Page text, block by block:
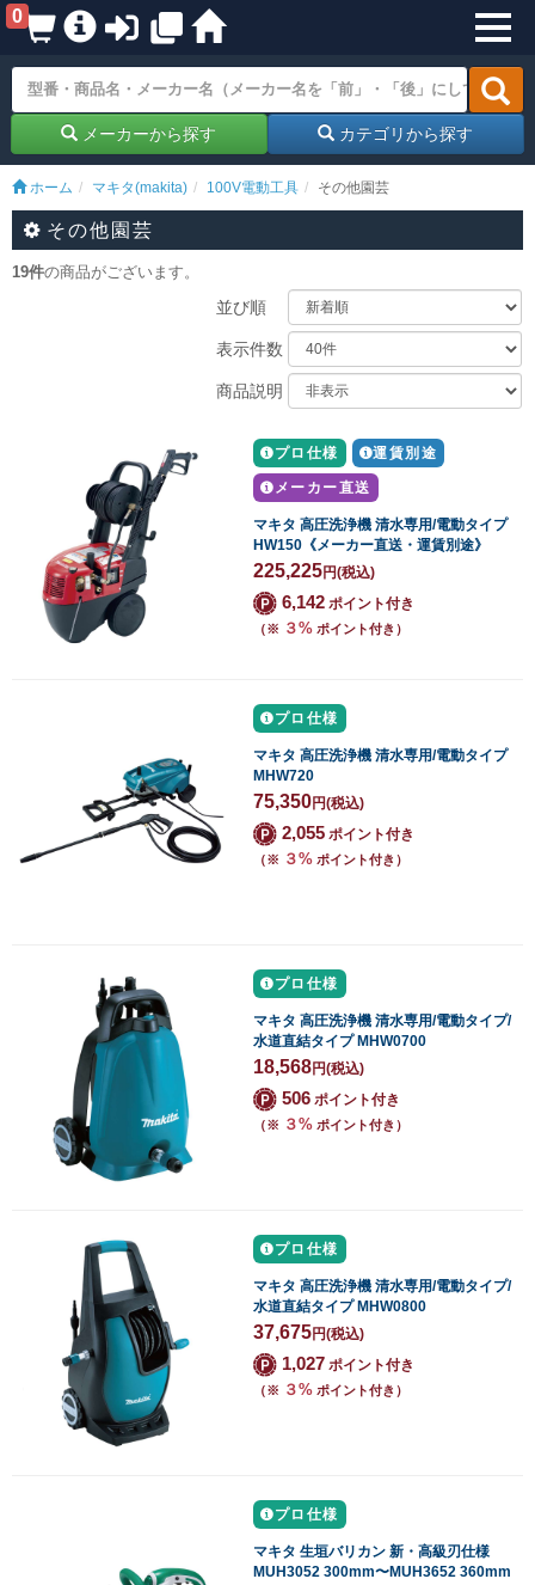
0
メーカーから探す カテゴリから探す
ホーム マキタ(makita) 100V電動工具 その他園芸
その他園芸
19件の商品がございます。
並び順
表示件数
商品説明
プロ仕様 運賃別途
メーカー直送
マキタ 高圧洗浄機 清水専用/電動タイプ
HW150《メーカー直送・運賃別途》
225,225円(税込)
6,142 ポイント付き
（※ ３% ポイント付き）
プロ仕様
マキタ 高圧洗浄機 清水専用/電動タイプ
MHW720
75,350円(税込)
2,055 ポイント付き
（※ ３% ポイント付き）
プロ仕様
マキタ 高圧洗浄機 清水専用/電動タイプ/
水道直結タイプ MHW0700
18,568円(税込)
506 ポイント付き
（※ ３% ポイント付き）
プロ仕様
マキタ 高圧洗浄機 清水専用/電動タイプ/
水道直結タイプ MHW0800
37,675円(税込)
1,027 ポイント付き
（※ ３% ポイント付き）
プロ仕様
マキタ 生垣バリカン 新・高級刃仕様
MUH3052 300mm〜MUH3652 360mm